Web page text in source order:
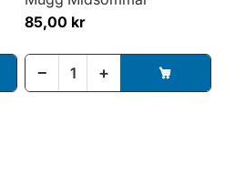
85,00 kr
− +